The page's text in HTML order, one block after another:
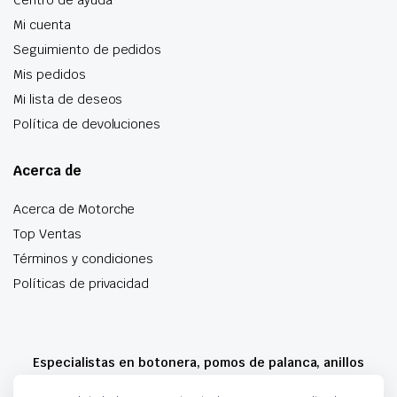
Mi cuenta
Seguimiento de pedidos
Mis pedidos
Mi lista de deseos
Política de devoluciones
Acerca de
Acerca de Motorche
Top Ventas
Términos y condiciones
Políticas de privacidad
Especialistas en botonera, pomos de palanca, anillos